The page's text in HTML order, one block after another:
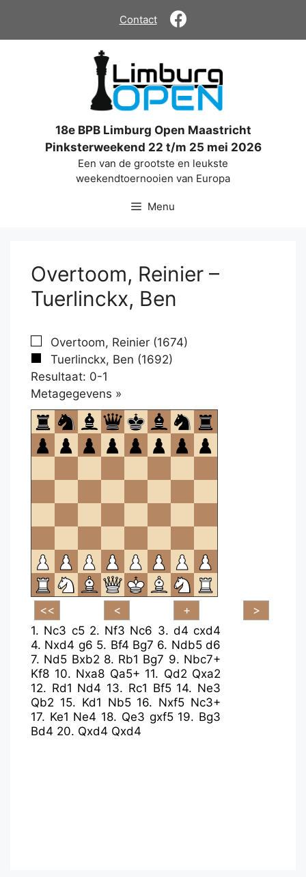
de
Contact
18e BPB Limburg Open Maastricht
Pinksterweekend 22 t/m 25 mei 2026
Een van de grootste en leukste
weekendtoernooien van Europa
Menu
Overtoom, Reinier –
Tuerlinckx, Ben
Overtoom, Reinier (1674)
Tuerlinckx, Ben (1692)
Resultaat: 0-1
Metagegevens »
om
te
openen.
1. Nc3 c5 2. Nf3 Nc6 3. d4 cxd4
4. Nxd4 g6 5. Bf4 Bg7 6. Ndb5 d6
7. Nd5 Bxb2 8. Rb1 Bg7 9. Nbc7+
Kf8 10. Nxa8 Qa5+ 11. Qd2 Qxa2
12. Rd1 Nd4 13. Rc1 Bf5 14. Ne3
Qb2 15. Kd1 Nb5 16. Nxf5 Nc3+
17. Ke1 Ne4 18. Qe3 gxf5 19. Bg3
Bd4 20. Qxd4 Qxd4